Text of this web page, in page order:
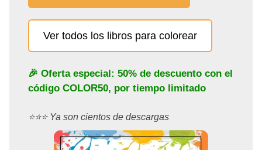
Ver todos los libros para colorear
🎉 Oferta especial: 50% de descuento con el
código COLOR50, por tiempo limitado
⭐️⭐️⭐️ Ya son cientos de descargas